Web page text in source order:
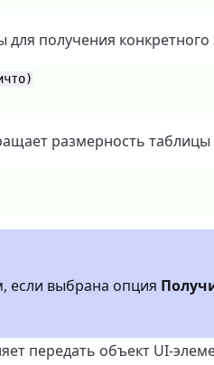
для получения
размерность
если выбрана опция
передать объект UI-